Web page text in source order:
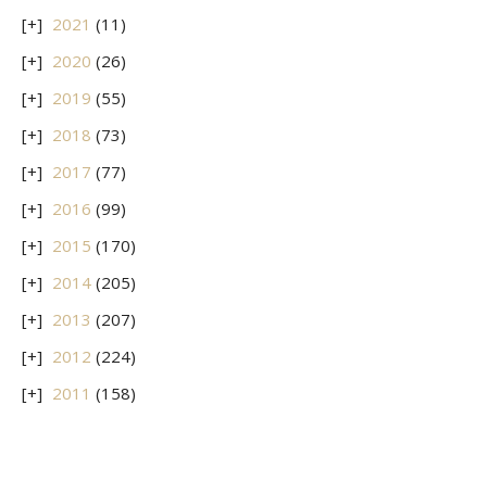
2021 (11)
2020 (26)
2019 (55)
2018 (73)
2017 (77)
2016 (99)
2015 (170)
2014 (205)
2013 (207)
2012 (224)
2011 (158)